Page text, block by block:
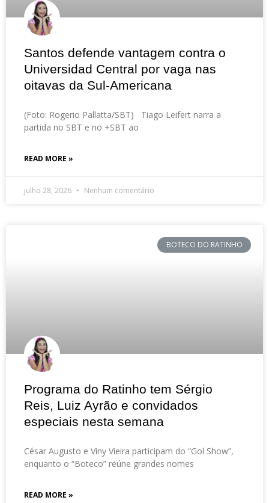
Santos defende vantagem contra o
Universidad Central por vaga nas
oitavas da Sul-Americana
(Foto: Rogerio Pallatta/SBT) Tiago Leifert narra a
partida no SBT e no +SBT ao
READ MORE »
julho 28, 2026 Nenhum comentário
BOTECO DO RATINHO
Programa do Ratinho tem Sérgio
Reis, Luiz Ayrão e convidados
especiais nesta semana
César Augusto e Viny Vieira participam do “Gol Show”,
enquanto o “Boteco” reúne grandes nomes
READ MORE »